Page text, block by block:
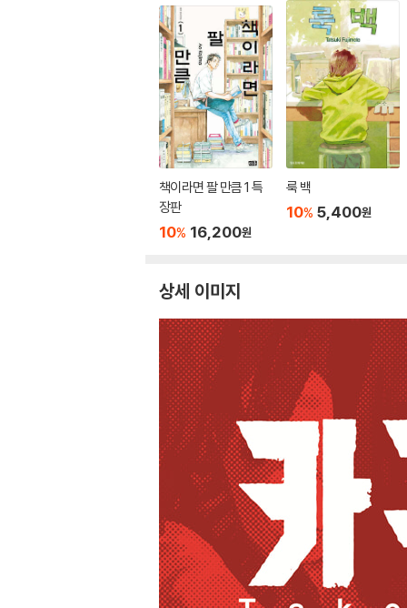
책이라면 팔 만큼 1 특
장판
10% 16,200원
룩 백
10% 5,400원
상세 이미지